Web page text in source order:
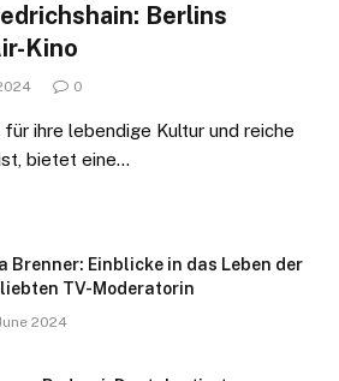
Berlins
Kino
0
ihre lebendige Kultur und reiche
bietet eine…
Brenner: Einblicke in das Leben der
TV-Moderatorin
2024